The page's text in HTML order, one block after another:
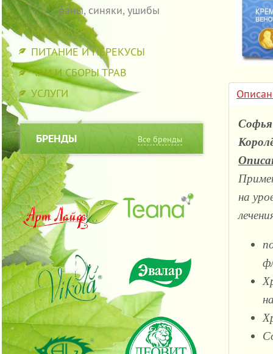
раны, синяки, ушибы
МАССАЖЕРЫ
ПИТАНИЕ И ПЕРЕКУСЫ
ЧАИ И СБОРЫ ТРАВ
УСЛУГИ
БРЕНДЫ Все бренды
на